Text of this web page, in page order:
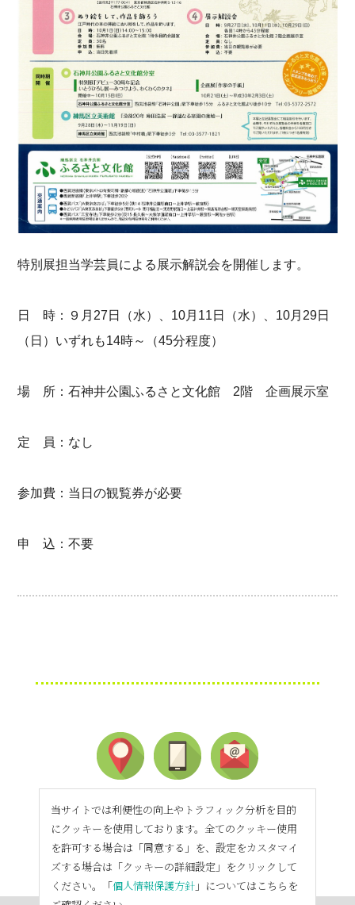
特別展担当学芸員による展示解説会を開催します。
日 時：９月27日（水）、10月11日（水）、10月29日
（日）いずれも14時～（45分程度）
場 所：石神井公園ふるさと文化館 2階 企画展示室
定 員：なし
参加費：当日の観覧券が必要
申 込：不要
当サイトでは利便性の向上やトラフィック分析を目的
にクッキーを使用しております。全てのクッキー使用
を許可する場合は「同意する」を、設定をカスタマイ
ズする場合は「クッキーの詳細設定」をクリックして
ください。「個人情報保護方針 」についてはこちらを